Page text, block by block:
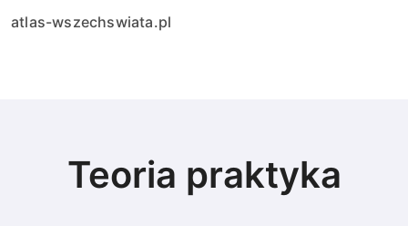
atlas-wszechswiata.pl
Teoria praktyka